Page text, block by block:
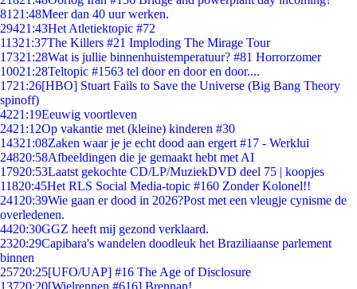
81 21:48Meer dan 40 uur werken.
29421:43Het Atletiektopic #72
11321:37The Killers #21 Imploding The Mirage Tour
17321:28Wat is jullie binnenhuistemperatuur? #81 Horrorzomer
10021:28Teltopic #1563 tel door en door en door....
1721:26[HBO] Stuart Fails to Save the Universe (Big Bang Theory
spinoff)
4221:19Eeuwig voortleven
2421:12Op vakantie met (kleine) kinderen #30
14321:08Zaken waar je je echt dood aan ergert #17 - Werklui
24820:58Afbeeldingen die je gemaakt hebt met AI
17920:53Laatst gekochte CD/LP/MuziekDVD deel 75 | koopjes
11820:45Het RLS Social Media-topic #160 Zonder Kolonel!!
241 20:39Wie gaan er dood in 2026?Post met een vleugje cynisme de
overledenen.
4420:30GGZ heeft mij gezond verklaard.
2320:29Capibara's wandelen doodleuk het Braziliaanse parlement
binnen
25720:25[UFO/UAP] #16 The Age of Disclosure
13720:20[Wielrennen #616] Brennan!